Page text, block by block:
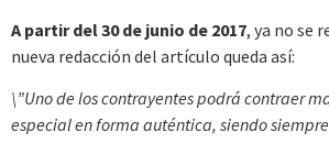
A partir del 30 de junio de 2017, ya no se
nueva redacción del artículo queda así:
\”Uno de los contrayentes podrá contraer
especial en forma auténtica, siendo